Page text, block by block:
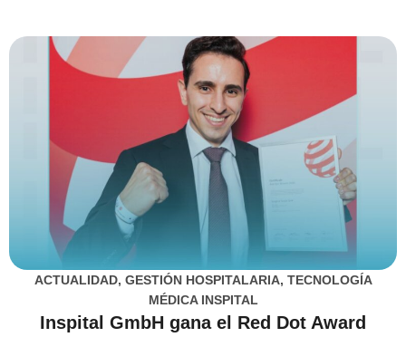
ACTUALIDAD, GESTIÓN HOSPITALARIA, TECNOLOGÍA
MÉDICA INSPITAL
Inspital GmbH gana el Red Dot Award